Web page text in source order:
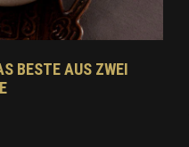
BESTE AUS ZWEI